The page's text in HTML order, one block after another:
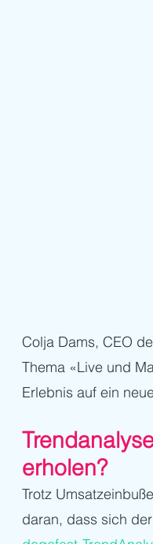
Colja Dams, CEO
Thema «Live und
Erlebnis auf ein
erholen?
Trotz
daran, dass sich